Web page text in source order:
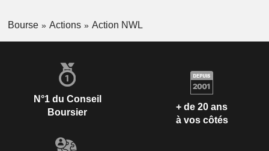
Bourse Actions Action NWL
N°1 du Conseil
Boursier
+ de 20 ans
à vos côtés